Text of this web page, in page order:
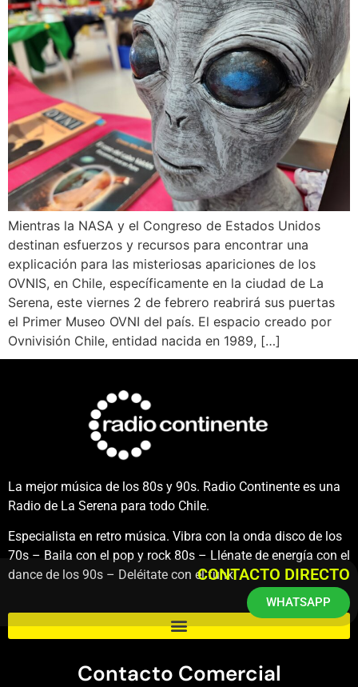
Mientras la NASA y el Congreso de Estados Unidos
destinan esfuerzos y recursos para encontrar una
explicación para las misteriosas apariciones de los
OVNIS, en Chile, específicamente en la ciudad de La
Serena, este viernes 2 de febrero reabrirá sus puertas
el Primer Museo OVNI del país. El espacio creado por
Ovnivisión Chile, entidad nacida en 1989, […]
La mejor música de los 80s y 90s. Radio Continente es una
Radio de La Serena para todo Chile.
Especialista en retro música. Vibra con la onda disco de los
70s – Baila con el pop y rock 80s – Llénate de energía con el
dance de los 90s – Deléitate con el funk.
Contacto Comercial
CONTACTO DIRECTO
WHATSAPP